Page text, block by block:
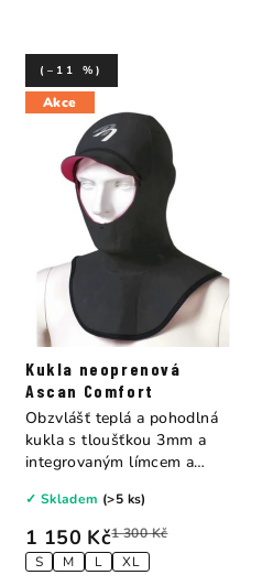
Akce
Kukla neoprenová
Ascan Comfort
1 150 Kč1 300 Kč
(–11 %)
S M L XL
✓ Skladem (>5 ks)
Obzvlášť teplá a pohodlná
kukla s tloušťkou 3mm a
integrovaným límcem a